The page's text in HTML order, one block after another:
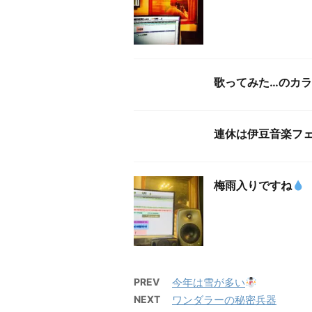
歌ってみた…のカ
連休は伊豆音楽フ
梅雨入りですね
PREV 今年は雪が多い
NEXT ワンダラーの秘密兵器